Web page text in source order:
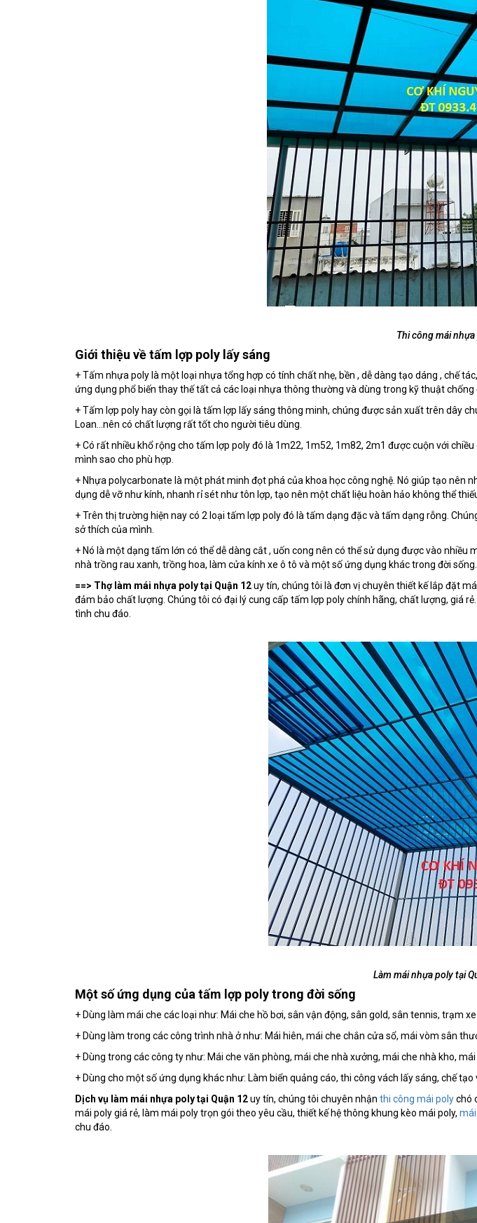
Thi công mái
Giới thiệu về tấm lợp poly lấy sáng
+ Tấm nhựa poly là một loại nhựa tổng hợp có tính chất nhẹ, bền , dễ dàng tạo dáng , chế
ứng dụng phổ biến thay thế tất cả các loại nhựa thông thường và dùng trong kỹ thuật
+ Tấm lợp poly hay còn gọi là tấm lợp lấy sáng thông minh, chúng được sản xuất trên dây
Loan...nên có chất lượng rất tốt cho người tiêu dùng.
+ Có rất nhiều khổ rộng cho tấm lợp poly đó là 1m22, 1m52, 1m82, 2m1 được cuộn với
mình sao cho phù hợp.
+ Nhựa polycarbonate là một phát minh đọt phá của khoa học công nghệ. Nó giúp tạo
dụng dễ vỡ như kính, nhanh rỉ sét như tôn lợp, tạo nên một chất liệu hoàn hảo không thể
+ Trên thị trường hiện nay có 2 loại tấm lợp poly đó là tấm dạng đặc và tấm dạng rỗng.
sở thích của mình.
+ Nó là một dạng tấm lớn có thể dễ dàng cắt , uốn cong nên có thể sử dụng được vào
nhà trồng rau xanh, trồng hoa, làm cửa kính xe ô tô và một số ứng dụng khác trong đời sống.
==> Thợ làm mái nhựa poly tại Quận 12uy tín, chúng tôi là đơn vị chuyên thiết kế lắp đặt
đảm bảo chất lượng. Chúng tôi có đại lý cung cấp tấm lợp poly chính hãng, chất lượng, giá
tình chu đáo.
Làm mái nhựa poly tại
Một số ứng dụng của tấm lợp poly trong đời sống
+ Dùng làm mái che các loại như: Mái che hồ bơi, sân vận động, sân gold, sân tennis, trạm
+ Dùng làm trong các công trình nhà ở như: Mái hiên, mái che chắn cửa sổ, mái vòm sân
+ Dùng trong các công ty như: Mái che văn phòng, mái che nhà xưởng, mái che nhà kho,
+ Dùng cho một số ứng dụng khác như: Làm biển quảng cáo, thi công vách lấy sáng, chế
Dịch vụ làm mái nhựa poly tại Quận 12uy tín, chúng tôi chuyên nhận thi công mái polychó
mái poly giá rẻ, làm mái poly trọn gói theo yêu cầu, thiết kế hệ thông khung kèo mái poly,
chu đáo.